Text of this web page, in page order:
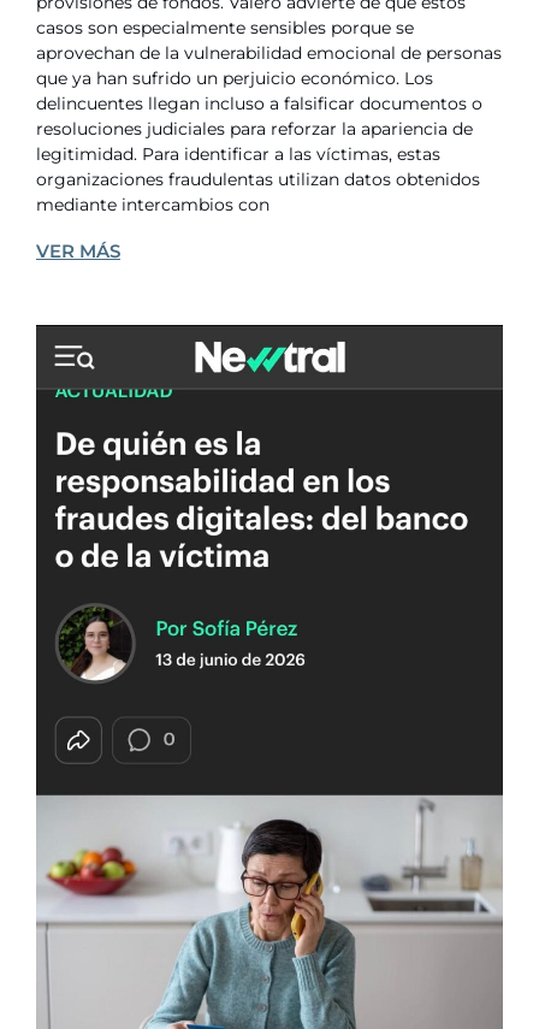
casos son especialmente sensibles porque se
aprovechan de la vulnerabilidad emocional de personas
que ya han sufrido un perjuicio económico. Los
delincuentes llegan incluso a falsificar documentos o
resoluciones judiciales para reforzar la apariencia de
legitimidad. Para identificar a las víctimas, estas
organizaciones fraudulentas utilizan datos obtenidos
mediante intercambios con
VER MÁS